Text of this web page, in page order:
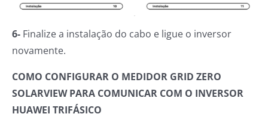
6- Finalize a instalação do cabo e ligue o inversor
novamente.
COMO CONFIGURAR O MEDIDOR GRID ZERO
SOLARVIEW PARA COMUNICAR COM O INVERSOR
HUAWEI TRIFÁSICO